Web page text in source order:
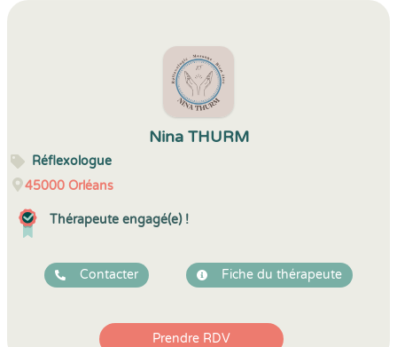
Nina THURM
Réflexologue
45000 Orléans
Thérapeute engagé(e) !
Contacter Fiche du thérapeute
Prendre RDV